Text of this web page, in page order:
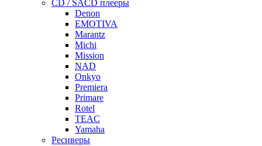
CD / SACD плееры
Denon
EMOTIVA
Marantz
Michi
Mission
NAD
Onkyo
Premiera
Primare
Rotel
TEAC
Yamaha
Ресиверы